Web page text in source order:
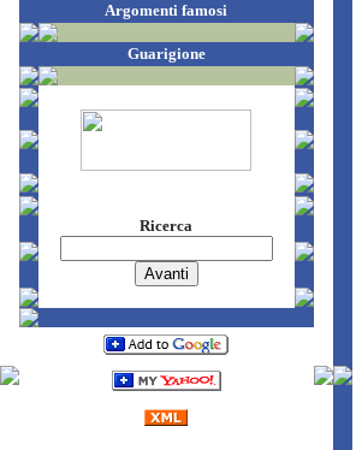
Argomenti famosi
Guarigione
Ricerca